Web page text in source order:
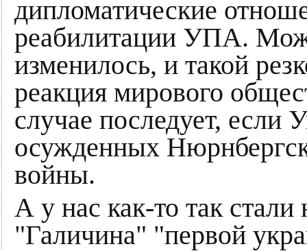
дипломатические
реабилитации УПА.
изменилось, и такой
реакция мирового
случае последует, если
осужденных
войны.
А у нас как-то так
"Галичина" "первой